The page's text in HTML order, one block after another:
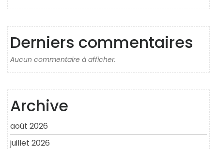
Derniers commentaires
Aucun commentaire à afficher.
Archive
août 2026
juillet 2026